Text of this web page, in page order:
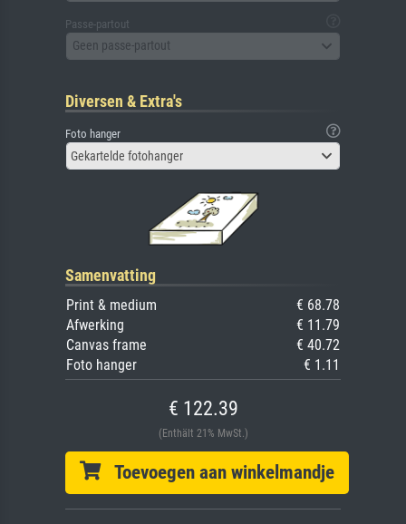
Passe-partout
Geen passe-partout
Diversen & Extra's
Foto hanger
Gekartelde fotohanger
Samenvatting
Print & medium
€ 68.78
Afwerking
€ 11.79
Canvas frame
€ 40.72
Foto hanger
€ 1.11
€ 122.39
(Enthält 21% MwSt.)
Toevoegen aan winkelmandje